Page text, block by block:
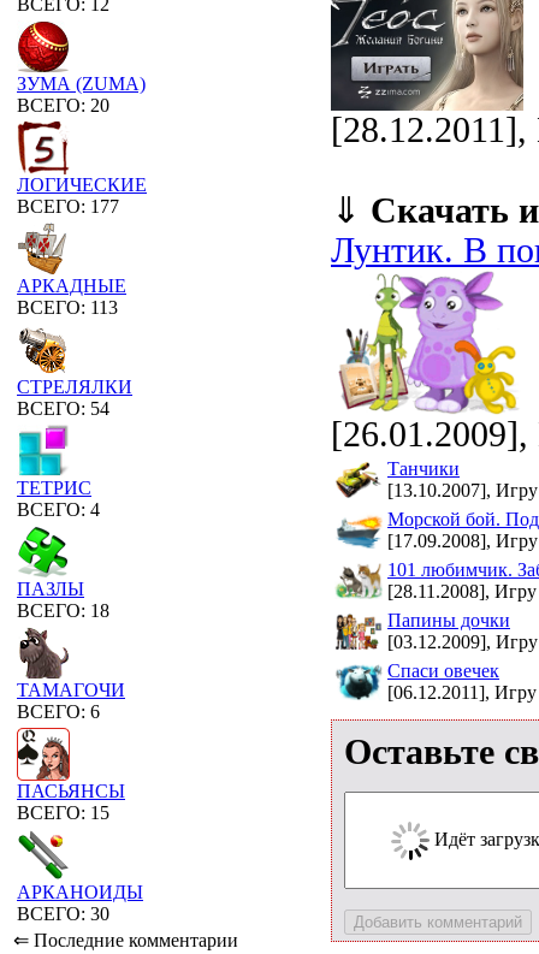
ВСЕГО: 12
ЗУМА (ZUMA)
ВСЕГО: 20
ЛОГИЧЕСКИЕ
ВСЕГО: 177
АРКАДНЫЕ
ВСЕГО: 113
СТРЕЛЯЛКИ
ВСЕГО: 54
ТЕТРИС
ВСЕГО: 4
ПАЗЛЫ
ВСЕГО: 18
ТАМАГОЧИ
ВСЕГО: 6
ПАСЬЯНСЫ
ВСЕГО: 15
АРКАНОИДЫ
ВСЕГО: 30
⇐ Последние комментарии
[28.12.2011],
⇓ Скачать
Лунтик. В
[26.01.2009],
Танчики
[13.10.2007],
Морской бой.
[17.09.2008],
101 любимчик.
[28.11.2008],
Папины дочки
[03.12.2009],
Спаси овечек
[06.12.2011],
Оставьте
Идёт